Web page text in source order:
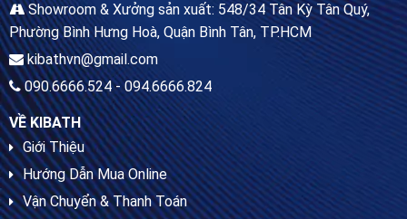
Showroom & Xưởng sản xuất: 548/34 Tân Kỳ Tân Quý,
Phường Bình Hưng Hoà, Quận Bình Tân, TP.HCM
kibathvn@gmail.com
090.6666.524 - 094.6666.824
VỀ KIBATH
Giới Thiệu
Hướng Dẫn Mua Online
Vận Chuyển & Thanh Toán